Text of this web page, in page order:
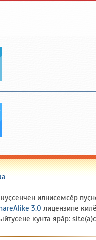
илнисемсӗр
3.0 лицензипе
кунта ярӑр: